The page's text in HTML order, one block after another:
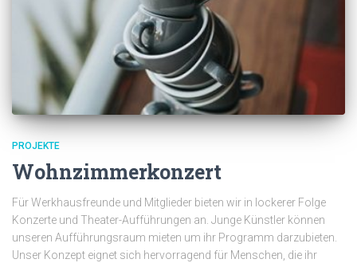
PROJEKTE
Wohnzimmerkonzert
Für Werkhausfreunde und Mitglieder bieten wir in lockerer Folge
Konzerte und Theater-Aufführungen an. Junge Künstler können
unseren Aufführungsraum mieten um ihr Programm darzubieten.
Unser Konzept eignet sich hervorragend für Menschen, die ihr